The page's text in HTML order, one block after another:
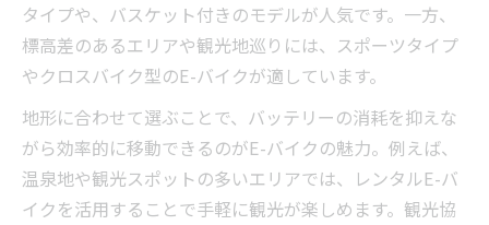
タイプや、バスケット付きのモデルが人気です。一方、
標高差のあるエリアや観光地巡りには、スポーツタイプ
やクロスバイク型のE-バイクが適しています。
地形に合わせて選ぶことで、バッテリーの消耗を抑えな
がら効率的に移動できるのがE-バイクの魅力。例えば、
温泉地や観光スポットの多いエリアでは、レンタルE-バ
イクを活用することで手軽に観光が楽しめます。観光協